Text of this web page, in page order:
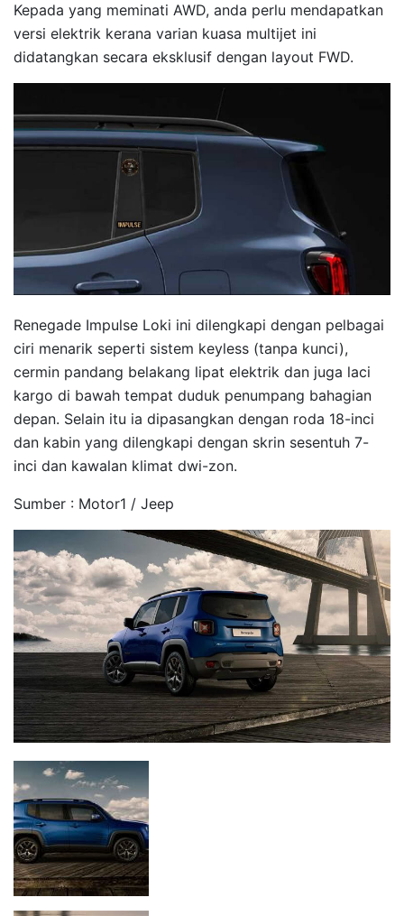
Kepada yang meminati AWD, anda perlu mendapatkan
versi elektrik kerana varian kuasa multijet ini
didatangkan secara eksklusif dengan layout FWD.
Renegade Impulse Loki ini dilengkapi dengan pelbagai
ciri menarik seperti sistem keyless (tanpa kunci),
cermin pandang belakang lipat elektrik dan juga laci
kargo di bawah tempat duduk penumpang bahagian
depan. Selain itu ia dipasangkan dengan roda 18-inci
dan kabin yang dilengkapi dengan skrin sesentuh 7-
inci dan kawalan klimat dwi-zon.
Sumber : Motor1 / Jeep